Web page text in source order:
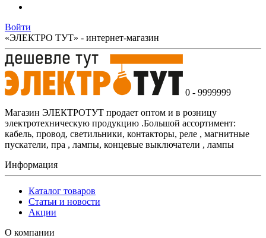
Войти
«ЭЛЕКТРО ТУТ» - интернет-магазин
0 - 9999999
Магазин ЭЛЕКТРОТУТ продает оптом и в розницу
электротехническую продукцию .Большой ассортимент:
кабель, провод, светильники, контакторы, реле , магнитные
пускатели, пра , лампы, концевые выключатели , лампы
Информация
Каталог товаров
Статьи и новости
Акции
О компании